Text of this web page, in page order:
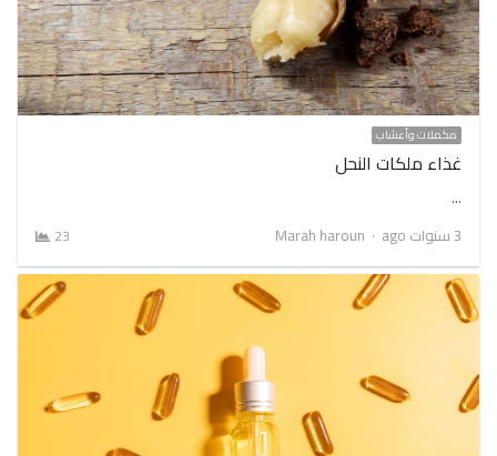
مكملات وأعشاب
غذاء ملكات النحل
…
3 سنوات ago
Author
Marah haroun
23